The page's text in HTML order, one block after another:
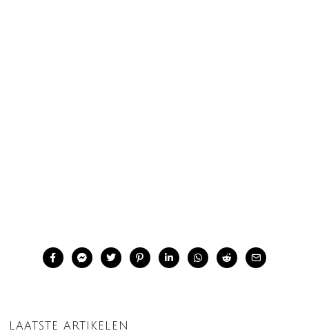
LAATSTE ARTIKELEN